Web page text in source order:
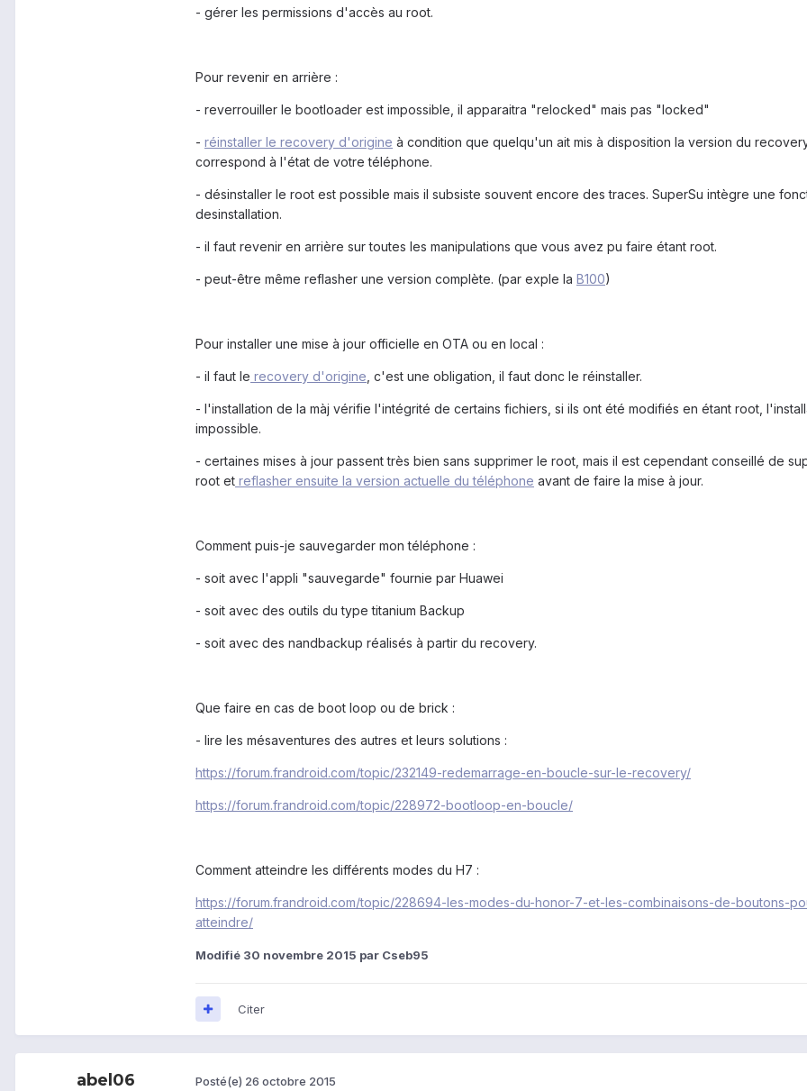
- gérer les permissions d'accès au root.
Pour revenir en arrière :
- reverrouiller le bootloader est impossible, il apparaitra "relocked" mais pas "locked"
- réinstaller le recovery d'origine à condition que quelqu'un ait mis à disposition la version du
correspond à l'état de votre téléphone.
- désinstaller le root est possible mais il subsiste souvent encore des traces. SuperSu intègre une
desinstallation.
- il faut revenir en arrière sur toutes les manipulations que vous avez pu faire étant root.
- peut-être même reflasher une version complète. (par exple la B100)
Pour installer une mise à jour officielle en OTA ou en local :
- il faut le recovery d'origine , c'est une obligation, il faut donc le réinstaller.
- l'installation de la màj vérifie l'intégrité de certains fichiers, si ils ont été modifiés en étant root,
impossible.
- certaines mises à jour passent très bien sans supprimer le root, mais il est cependant conseillé de
root et reflasher ensuite la version actuelle du téléphone avant de faire la mise à jour.
Comment puis-je sauvegarder mon téléphone :
- soit avec l'appli "sauvegarde" fournie par Huawei
- soit avec des outils du type titanium Backup
- soit avec des nandbackup réalisés à partir du recovery.
Que faire en cas de boot loop ou de brick :
- lire les mésaventures des autres et leurs solutions :
https://forum.frandroid.com/topic/232149-redemarrage-en-boucle-sur-le-recovery/
https://forum.frandroid.com/topic/228972-bootloop-en-boucle/
Comment atteindre les différents modes du H7 :
https://forum.frandroid.com/topic/228694-les-modes-du-honor-7-et-les-combinaisons-de-boutons-
atteindre/
Modifié 30 novembre 2015 par Cseb95
Citer
abel06 Posté(e) 26 octobre 2015